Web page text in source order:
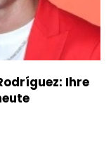
Ihre